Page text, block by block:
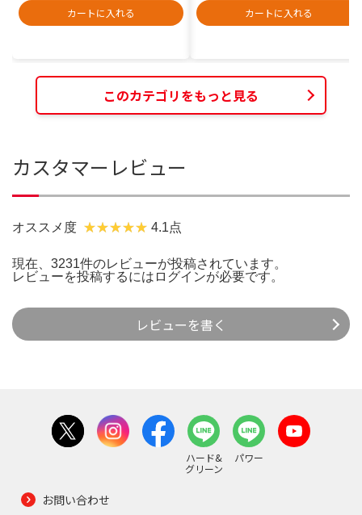
カートに入れる
カートに入れる
このカテゴリをもっと見る
カスタマーレビュー
オススメ度 4.1点
現在、3231件のレビューが投稿されています。
レビューを投稿するには ログインが必要です。
レビューを書く
ハード&
グリーン
パワー
お問い合わせ